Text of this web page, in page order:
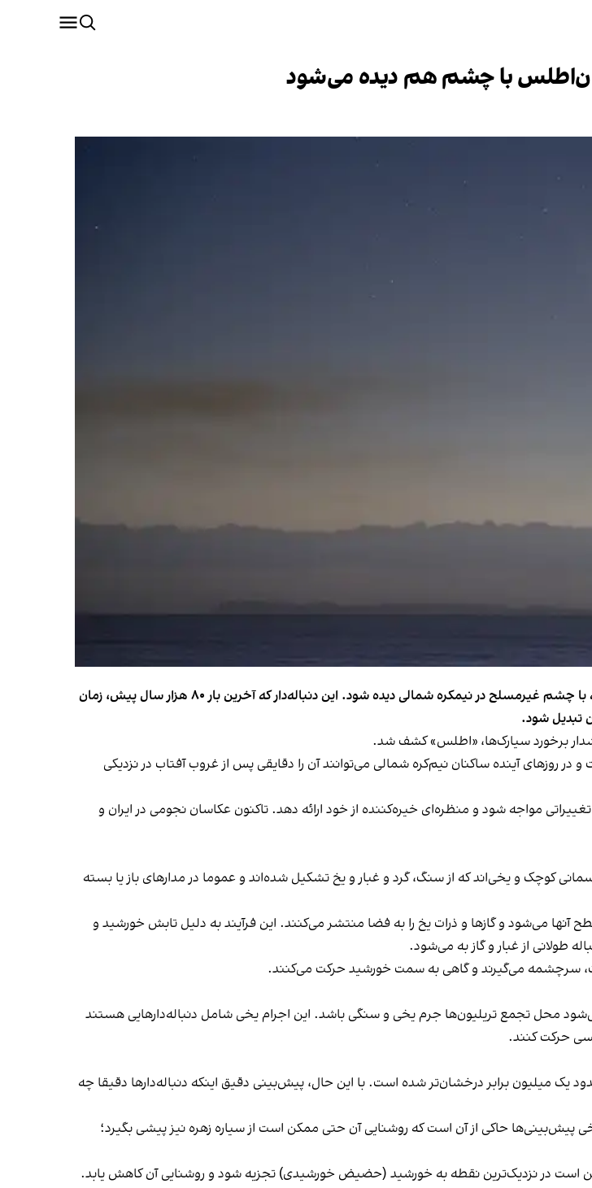
با چشم هم دیده می‌شود
دنباله‌دار سوچینشان-اطلس (C/2023 A3) در روزهای آینده آن‌قدر روشن می‌شود که با چشم غیرمسلح در نیمکره شمالی دیده شود. این دنباله‌دار که آخرین بار ۸۰ هزار سال پیش، زمان
تبدیل شود.
در روزهای آینده ساکنان نیم‌کره شمالی می‌توانند آن را دقایقی پس از غروب آفتاب در نزدیکی
مواجه شود و منظره‌ای خیره‌کننده‌ از خود ارائه دهد. تاکنون عکاسان نجومی در ایران و
کوچک و یخی‌اند که از سنگ، گرد و غبار و یخ تشکیل شده‌اند و عموما در مدارهای باز یا بسته
آنها می‌شود و گازها و ذرات یخ را به فضا منتشر می‌کنند. این فرآیند به دلیل تابش خورشید و
طولانی از غبار و گاز به می‌شود.
سرچشمه می‌گیرند و گاهی به سمت خورشید حرکت می‌کنند.
محل تجمع تریلیون‌ها جرم یخی و سنگی باشد. این اجرام یخی شامل دنباله‌دارهایی هستند
حرکت کنند.
میلیون برابر درخشان‌تر شده است. با این حال، پیش‌بینی دقیق اینکه دنباله‌دارها دقیقا چه
پیش‌بینی‌ها حاکی از آن است که روشنایی آن حتی ممکن است از سیاره زهره نیز پیشی بگیرد؛
است در نزدیک‌ترین نقطه به خورشید (حضیض خورشیدی) تجزیه شود و روشنایی آن کاهش یابد.